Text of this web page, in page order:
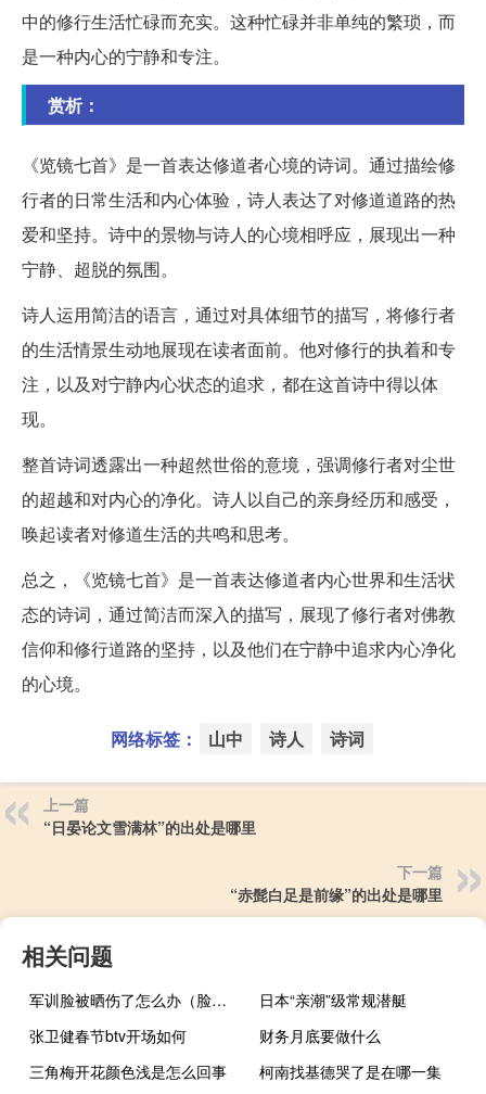
中的修行生活忙碌而充实。这种忙碌并非单纯的繁琐，而
是一种内心的宁静和专注。
赏析：
《览镜七首》是一首表达修道者心境的诗词。通过描绘修
行者的日常生活和内心体验，诗人表达了对修道道路的热
爱和坚持。诗中的景物与诗人的心境相呼应，展现出一种
宁静、超脱的氛围。
诗人运用简洁的语言，通过对具体细节的描写，将修行者
的生活情景生动地展现在读者面前。他对修行的执着和专
注，以及对宁静内心状态的追求，都在这首诗中得以体
现。
整首诗词透露出一种超然世俗的意境，强调修行者对尘世
的超越和对内心的净化。诗人以自己的亲身经历和感受，
唤起读者对修道生活的共鸣和思考。
总之，《览镜七首》是一首表达修道者内心世界和生活状
态的诗词，通过简洁而深入的描写，展现了修行者对佛教
信仰和修行道路的坚持，以及他们在宁静中追求内心净化
的心境。
网络标签： 山中 诗人 诗词
上一篇
“日晏论文雪满林”的出处是哪里
下一篇
“赤髭白足是前缘”的出处是哪里
相关问题
军训脸被晒伤了怎么办（脸被晒伤了怎么办）
日本“亲潮”级常规潜艇
张卫健春节btv开场如何
财务月底要做什么
三角梅开花颜色浅是怎么回事
柯南找基德哭了是在哪一集